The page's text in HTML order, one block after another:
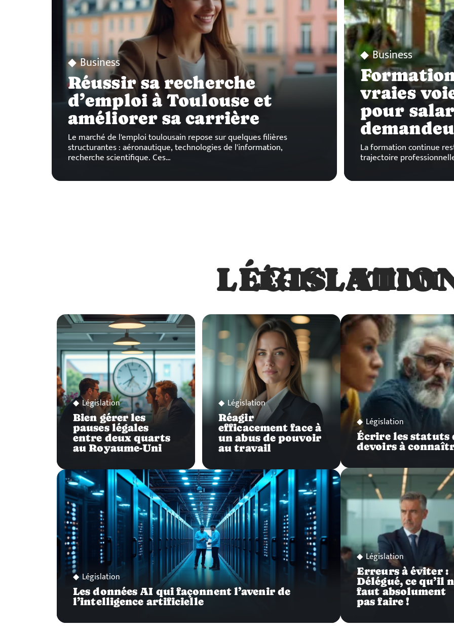
Business
Réussir sa recherche
d’emploi à Toulouse et
améliorer sa carrière
Le marché de l'emploi toulousain repose sur quelques filières
structurantes : aéronautique, technologies de l'information,
recherche scientifique. Ces…
Business
vraies
pour
La formation continue
trajectoire
LÉGISLATION
Législation
Bien gérer les
pauses légales
entre deux quarts
au Royaume-Uni
Législation
Réagir
efficacement face à
un abus de pouvoir
au travail
Législation
Les données AI qui façonnent l’avenir de
l’intelligence artificielle
Législation
Écrire les statuts
devoirs à
Législation
Erreurs à éviter :
Délégué, ce qu’il
faut absolument
pas faire !